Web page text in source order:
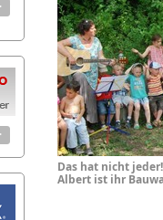
Das hat nicht
Albert ist ihr